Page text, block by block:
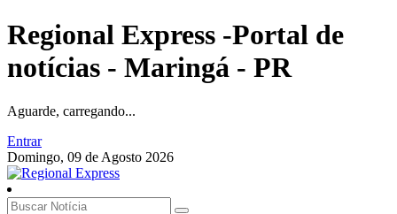
Regional Express -Portal de
notícias - Maringá - PR
Aguarde, carregando...
Entrar
Domingo, 09 de Agosto 2026